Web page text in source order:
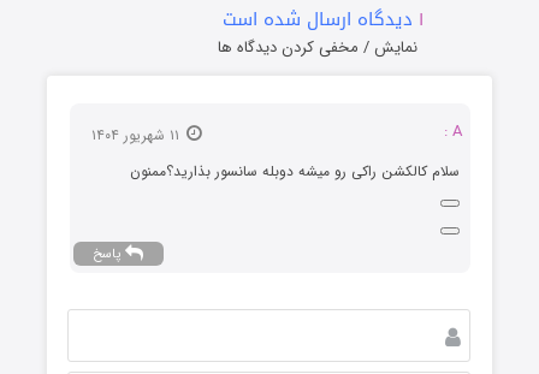
۱ دیدگاه ارسال شده است
نمایش / مخفی کردن دیدگاه ها
A :
سلام کالکشن راکی رو میشه دوبله سانسور بذارید؟ممنون
پاسخ